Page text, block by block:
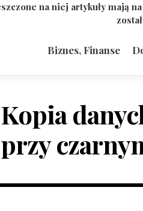
na niej artykuły
Biznes, Finanse
Kopia
przy